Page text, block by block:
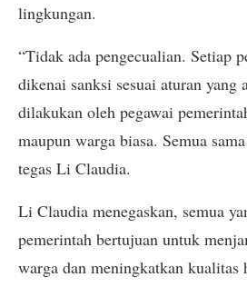
lingkungan.
“Tidak ada pengecualian. Setiap
dikenai sanksi sesuai aturan yang
dilakukan oleh pegawai
maupun warga biasa. Semua
tegas Li Claudia.
Li Claudia menegaskan, semua
pemerintah bertujuan untuk
warga dan meningkatkan kualitas